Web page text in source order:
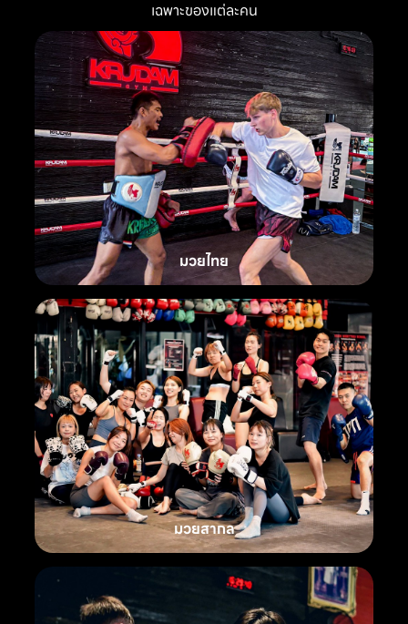
เฉพาะของแต่ละคน
มวยไทย
มวยสากล